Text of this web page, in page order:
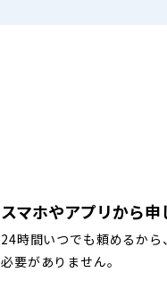
スマホやアプリから申
24時間いつでも頼めるから
必要がありません。